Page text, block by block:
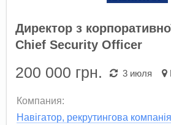
Директор з
Chief Security Officer
200 000 грн. 3 июля
Компания:
Навігатор, рекрутингова компанія